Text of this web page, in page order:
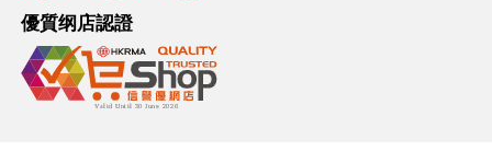
優質纲店認證